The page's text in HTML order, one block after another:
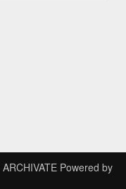
ARCHIVATEPowered by